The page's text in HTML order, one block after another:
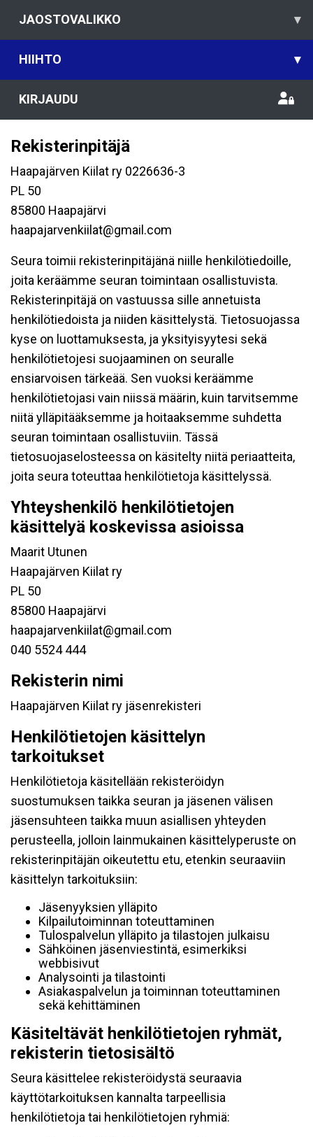
JAOSTOVALIKKO ▾
HIIHTO ▾
KIRJAUDU
Rekisterinpitäjä
Haapajärven Kiilat ry 0226636-3
PL 50
85800 Haapajärvi
haapajarvenkiilat@gmail.com
Seura toimii rekisterinpitäjänä niille henkilötiedoille,
joita keräämme seuran toimintaan osallistuvista.
Rekisterinpitäjä on vastuussa sille annetuista
henkilötiedoista ja niiden käsittelystä. Tietosuojassa
kyse on luottamuksesta, ja yksityisyytesi sekä
henkilötietojesi suojaaminen on seuralle
ensiarvoisen tärkeää. Sen vuoksi keräämme
henkilötietojasi vain niissä määrin, kuin tarvitsemme
niitä ylläpitääksemme ja hoitaaksemme suhdetta
seuran toimintaan osallistuviin. Tässä
tietosuojaselosteessa on käsitelty niitä periaatteita,
joita seura toteuttaa henkilötietoja käsittelyssä.
Yhteyshenkilö henkilötietojen
käsittelyä koskevissa asioissa
Maarit Utunen
Haapajärven Kiilat ry
PL 50
85800 Haapajärvi
haapajarvenkiilat@gmail.com
040 5524 444
Rekisterin nimi
Haapajärven Kiilat ry jäsenrekisteri
Henkilötietojen käsittelyn
tarkoitukset
Henkilötietoja käsitellään rekisteröidyn
suostumuksen taikka seuran ja jäsenen välisen
jäsensuhteen taikka muun asiallisen yhteyden
perusteella, jolloin lainmukainen käsittelyperuste on
rekisterinpitäjän oikeutettu etu, etenkin seuraaviin
käsittelyn tarkoituksiin:
Jäsenyyksien ylläpito
Kilpailutoiminnan toteuttaminen
Tulospalvelun ylläpito ja tilastojen julkaisu
Sähköinen jäsenviestintä, esimerkiksi
webbisivut
Analysointi ja tilastointi
Asiakaspalvelun ja toiminnan toteuttaminen
sekä kehittäminen
Käsiteltävät henkilötietojen ryhmät,
rekisterin tietosisältö
Seura käsittelee rekisteröidystä seuraavia
käyttötarkoituksen kannalta tarpeellisia
henkilötietoja tai henkilötietojen ryhmiä: